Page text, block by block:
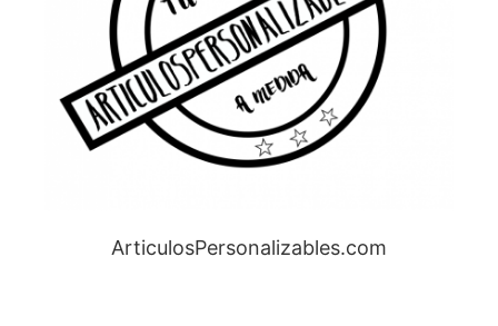
ArticulosPersonalizables.com